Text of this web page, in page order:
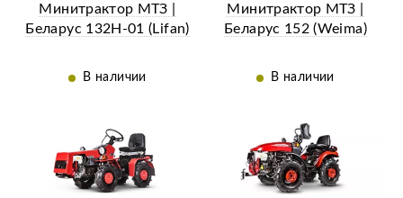
Минитрактор МТЗ |
Беларус 132Н-01 (Lifan)
В наличии
Минитрактор МТЗ |
Беларус 152 (Weima)
В наличии
Ещё 11 фотографий